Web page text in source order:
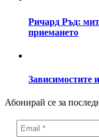
Ричард Ръд:
приемането
Зависимостите
Абонирай се за